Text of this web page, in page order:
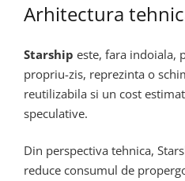
Arhitectura
Starship este, fara indoiala,
propriu-zis, reprezinta o
reutilizabila si un cost
speculative.
Din perspectiva tehnica,
reduce consumul de